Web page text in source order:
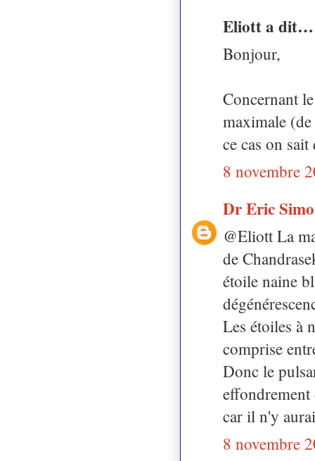
Eliott a dit…
Bonjour,
Concernant
maximale
ce cas on
8 novembre
Dr Eric
@Eliott La
de
étoile naine
Les étoiles à
comprise
Donc le
car il n'y
8 novembre